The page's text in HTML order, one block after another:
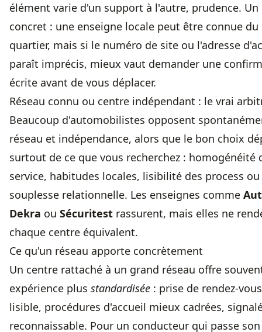
élément varie d'un support à l'autre, prudence. Un
concret : une enseigne locale peut être connue du
quartier, mais si le numéro de site ou l'adresse
paraît imprécis, mieux vaut demander une
écrite avant de vous déplacer.
Réseau connu ou centre indépendant : le vrai
Beaucoup d'automobilistes opposent
réseau et indépendance, alors que le bon choix
surtout de ce que vous recherchez : homogénéité
service, habitudes locales, lisibilité des process ou
souplesse relationnelle. Les enseignes comme
Dekra ou Sécuritest rassurent, mais elles ne
chaque centre équivalent.
Ce qu'un réseau apporte concrètement
Un centre rattaché à un grand réseau offre
expérience plus standardisée : prise de rendez-
lisible, procédures d'accueil mieux cadrées,
reconnaissable. Pour un conducteur qui passe son